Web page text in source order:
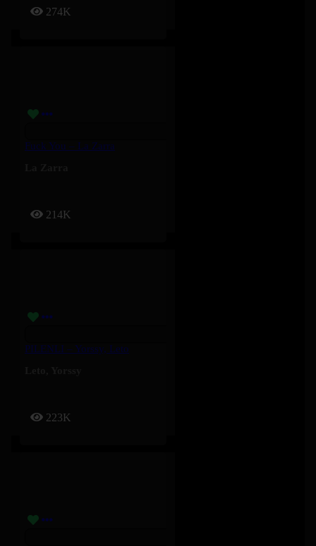
274K
Fuck You – La Zarra
214K
PILENLI – Yorssy, Leto
223K